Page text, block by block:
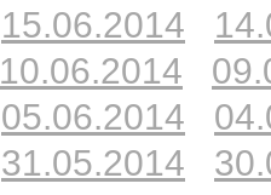
15.06.2014
10.06.2014
05.06.2014
31.05.2014